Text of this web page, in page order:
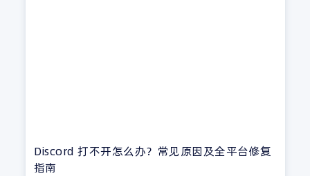
Discord 打不开怎么办？常见原因及全平台修复
指南